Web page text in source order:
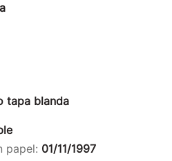
tapa blanda
papel: 01/11/1997